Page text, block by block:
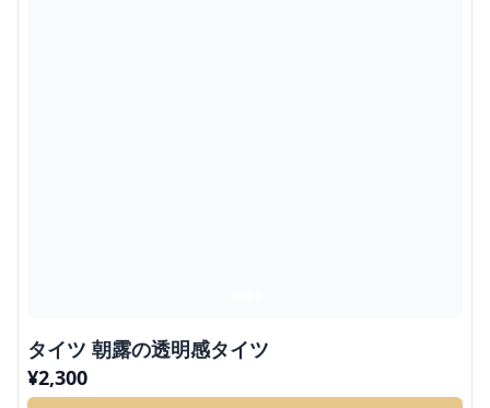
タイツ 朝露の透明感タイツ
¥2,300